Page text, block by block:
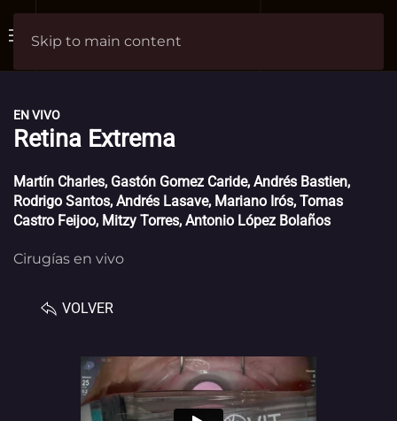
Skip to main content
EN VIVO
Retina Extrema
Martín Charles, Gastón Gomez Caride, Andrés Bastien,
Rodrigo Santos, Andrés Lasave, Mariano Irós, Tomas
Castro Feijoo, Mitzy Torres, Antonio López Bolaños
Cirugías en vivo
VOLVER